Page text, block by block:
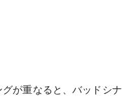
が重なると、バッドシ